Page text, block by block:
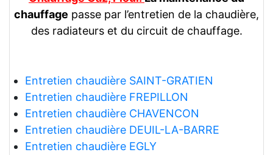
chauffage passe par l’entretien de la chaudière,
des radiateurs et du circuit de chauffage.
Entretien chaudière SAINT-GRATIEN
Entretien chaudière FREPILLON
Entretien chaudière CHAVENCON
Entretien chaudière DEUIL-LA-BARRE
Entretien chaudière EGLY